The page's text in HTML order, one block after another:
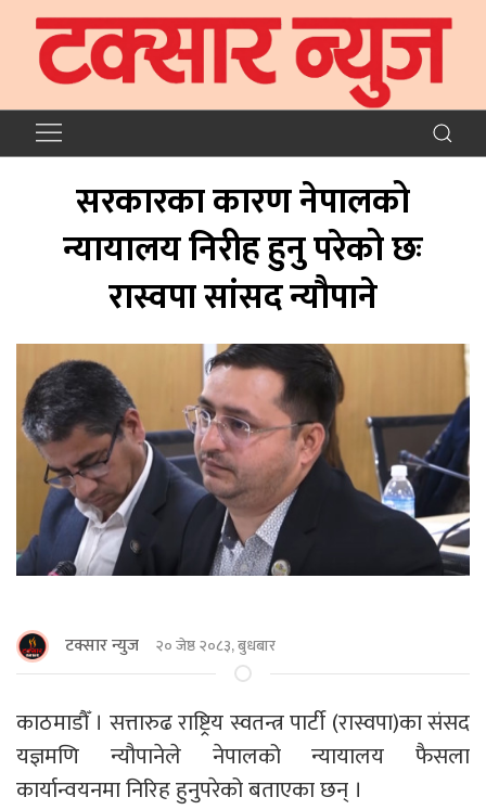
सरकारका कारण नेपालको
न्यायालय निरीह हुनु परेको छः
रास्वपा सांसद न्यौपाने
टक्सार न्युज २० जेष्ठ २०८३, बुधबार
काठमाडाैँ । सत्तारुढ राष्ट्रिय स्वतन्त्र पार्टी (रास्वपा)का संसद
यज्ञमणि न्यौपानेले नेपालको न्यायालय फैसला
कार्यान्वयनमा निरिह हुनुपरेको बताएका छन् ।